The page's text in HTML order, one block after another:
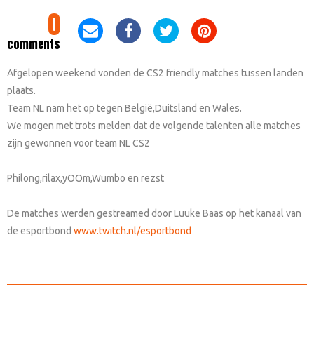
0
comments
Afgelopen weekend vonden de CS2 friendly matches tussen landen
plaats.
Team NL nam het op tegen België,Duitsland en Wales.
We mogen met trots melden dat de volgende talenten alle matches
zijn gewonnen voor team NL CS2
Philong,rilax,yOOm,Wumbo en rezst
De matches werden gestreamed door Luuke Baas op het kanaal van
de esportbond www.twitch.nl/esportbond